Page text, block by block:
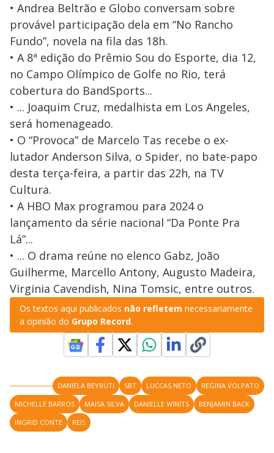
• Andrea Beltrão e Globo conversam sobre
provável participação dela em “No Rancho
Fundo”, novela na fila das 18h.
• A 8ª edição do Prêmio Sou do Esporte, dia 12,
no Campo Olímpico de Golfe no Rio, terá
cobertura do BandSports...
• ... Joaquim Cruz, medalhista em Los Angeles,
será homenageado.
• O “Provoca” de Marcelo Tas recebe o ex-
lutador Anderson Silva, o Spider, no bate-papo
desta terça-feira, a partir das 22h, na TV
Cultura.
• A HBO Max programou para 2024 o
lançamento da série nacional “Da Ponte Pra
Lá”...
• ... O drama reúne no elenco Gabz, João
Guilherme, Marcello Antony, Augusto Madeira,
Virginia Cavendish, Nina Tomsic, entre outros.
Os textos aqui publicados não refletem necessariamente
a opinião do Grupo Record.
DANIELA BEYRUTI SBT LUCCAS NETO
REGINA VOLPATO
MICHELLE BARROS
MAISA SILVA DANIELLE WINITS
BENJAMIN BACK
INGRID CONTE
REIS